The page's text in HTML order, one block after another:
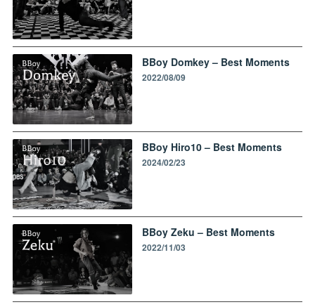
BBoy Domkey – Best Moments
2022/08/09
BBoy Hiro10 – Best Moments
2024/02/23
BBoy Zeku – Best Moments
2022/11/03